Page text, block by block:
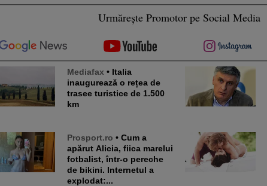
Urmărește Promotor pe Social Media
Mediafax • Italia
inaugurează o rețea de
trasee turistice de 1.500
km
Prosport.ro • Cum a
apărut Alicia, fiica marelui
fotbalist, într-o pereche
de bikini. Internetul a
explodat:...